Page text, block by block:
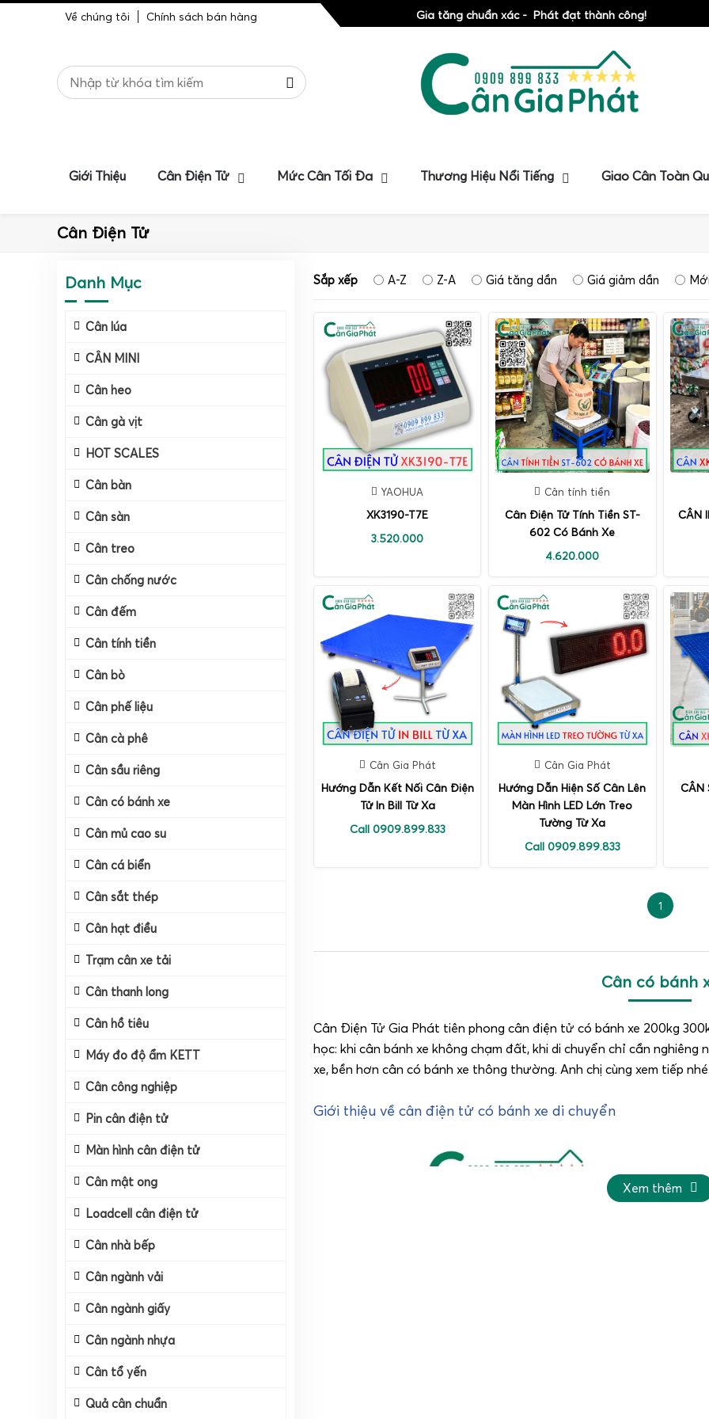
Về chúng tôi Chính sách bán hàng Gia tăng chuẩn xác - Phát đạt thành công!
Giới Thiệu Cân Điện Tử Mức Cân Tối Đa Thương Hiệu Nổi Tiếng Giao Cân Toàn
Cân Điện Tử
Danh Mục
Cân lúa
CÂN MINI
Cân heo
Cân gà vịt
HOT SCALES
Cân bàn
Cân sàn
Cân treo
Cân chống nước
Cân đếm
Cân tính tiền
Cân bò
Cân phế liệu
Cân cà phê
Cân sầu riêng
Cân có bánh xe
Cân mủ cao su
Cân cá biển
Cân sắt thép
Cân hạt điều
Trạm cân xe tải
Cân thanh long
Cân hồ tiêu
Máy đo độ ẩm KETT
Cân công nghiệp
Pin cân điện tử
Màn hình cân điện tử
Cân mật ong
Loadcell cân điện tử
Cân nhà bếp
Cân ngành vải
Cân ngành giấy
Cân ngành nhựa
Cân tổ yến
Quả cân chuẩn
Sắp xếp A-Z Z-A Giá tăng dần Giá giảm dần
YAOHUA
XK3190-T7E
3.520.000
Cân tính tiền
Cân Điện Tử Tính Tiền ST-
602 Có Bánh Xe
4.620.000
CÂN
Cân Gia Phát
Hướng Dẫn Kết Nối Cân Điện
Tử In Bill Từ Xa
Call 0909.899.833
Cân Gia Phát
Hướng Dẫn Hiện Số Cân Lên
Màn Hình LED Lớn Treo
Tường Từ Xa
Call 0909.899.833
CÂN
1
Cân có bánh
Cân Điện Tử Gia Phát tiên phong cân điện tử có bánh xe 200kg
học: khi cân bánh xe không chạm đất, khi di chuyển chỉ cần
xe, bền hơn cân có bánh xe thông thường. Anh chị cùng xem tiếp
Giới thiệu về cân điện tử có bánh xe di chuyển
Xem thêm